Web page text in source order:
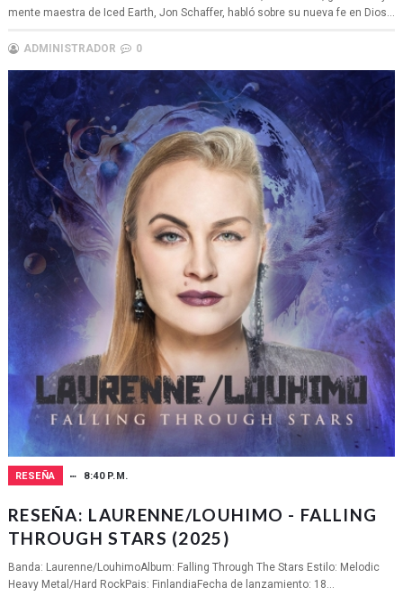
mente maestra de Iced Earth, Jon Schaffer, habló sobre su nueva fe en Dios...
ADMINISTRADOR 0
RESEÑA 8:40 P.M.
RESEÑA: LAURENNE/LOUHIMO - FALLING
THROUGH STARS (2025)
Banda: Laurenne/LouhimoAlbum: Falling Through The Stars Estilo: Melodic
Heavy Metal/Hard RockPais: FinlandiaFecha de lanzamiento: 18...